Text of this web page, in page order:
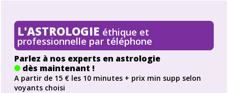
L'ASTROLOGIE éthique et
professionnelle par téléphone
Parlez à nos experts en astrologie
dès maintenant !
A partir de 15 € les 10 minutes + prix min supp selon
voyants choisi